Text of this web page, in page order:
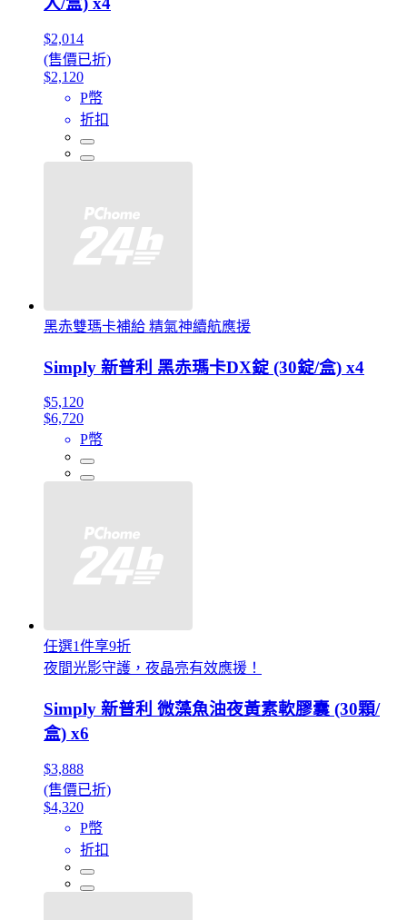
$2,014
(售價已折)
$2,120
P幣
折扣
黑赤雙瑪卡補給 精氣神續航應援
Simply 新普利 黑赤瑪卡DX錠 (30錠/盒) x4
$5,120
$6,720
P幣
任選1件享9折
夜間光影守護，夜晶亮有效應援！
Simply 新普利 微藻魚油夜黃素軟膠囊 (30顆/
盒) x6
$3,888
(售價已折)
$4,320
P幣
折扣